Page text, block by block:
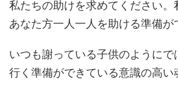
私たちの助けを求めてください。
あなた方一人一人を助ける準備が
いつも謝っている子供のようにで
行く準備ができている意識の高い